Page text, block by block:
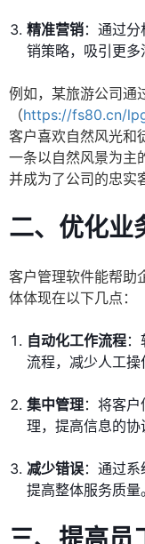
精准营销：通过
销策略，吸引更多
例如，某旅游公司通
（https://fs80.cn/
客户喜欢自然风光和
一条以自然风景为主
并成为了公司的忠实
二、优化业
客户管理软件能帮助
体体现在以下几点：
自动化工作流程
流程，减少人工操
集中管理：将客
理，提高信息的协
减少错误：通过
提高整体服务质量。